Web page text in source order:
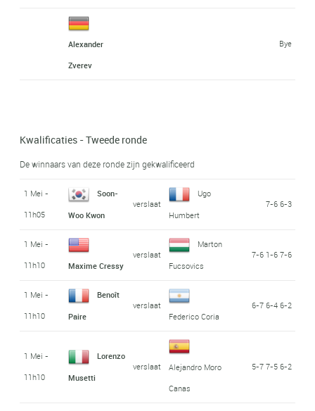
Alexander
Zverev
Bye
Kwalificaties - Tweede ronde
De winnaars van deze ronde zijn gekwalificeerd
1 Mei -
11h05
Soon-
Woo Kwon
verslaat
Ugo
Humbert
7-6 6-3
1 Mei -
11h10
Maxime Cressy
verslaat
Marton
Fucsovics
7-6 1-6 7-6
1 Mei -
11h10
Benoît
Paire
verslaat
Federico Coria
6-7 6-4 6-2
1 Mei -
11h10
Lorenzo
Musetti
verslaat
Alejandro Moro
Canas
5-7 7-5 6-2